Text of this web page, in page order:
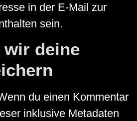
in der E-Mail zur
sein.
wir deine
du einen Kommentar
inklusive Metadaten